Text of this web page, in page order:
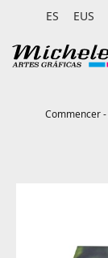
ES EUS
Commencer-